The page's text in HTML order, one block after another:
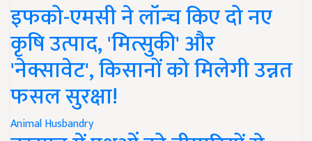
इफको-एमसी ने लॉन्च किए दो नए
कृषि उत्पाद, 'मित्सुकी' और
'नेक्सावेट', किसानों को मिलेगी उन्नत
फसल सुरक्षा!
Animal Husbandry